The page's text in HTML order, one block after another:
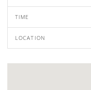
TIME
LOCATION